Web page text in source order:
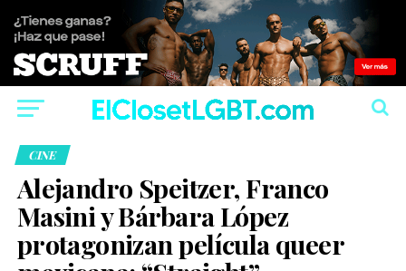
CINE
Alejandro Speitzer, Franco
Masini y Bárbara López
protagonizan película queer